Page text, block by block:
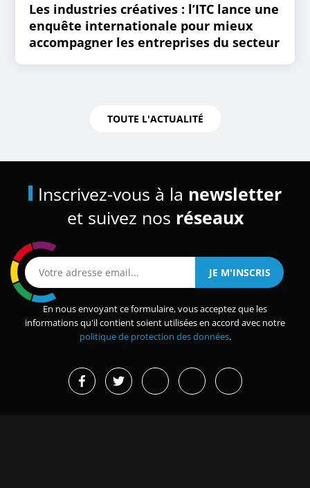
Les industries créatives : l’ITC lance une
enquête internationale pour mieux
accompagner les entreprises du secteur
TOUTE L'ACTUALITÉ
Inscrivez-vous à la newsletter
et suivez nos réseaux
En nous envoyant ce formulaire, vous acceptez que les
informations qu'il contient soient utilisées en accord avec notre
politique de protection des données.